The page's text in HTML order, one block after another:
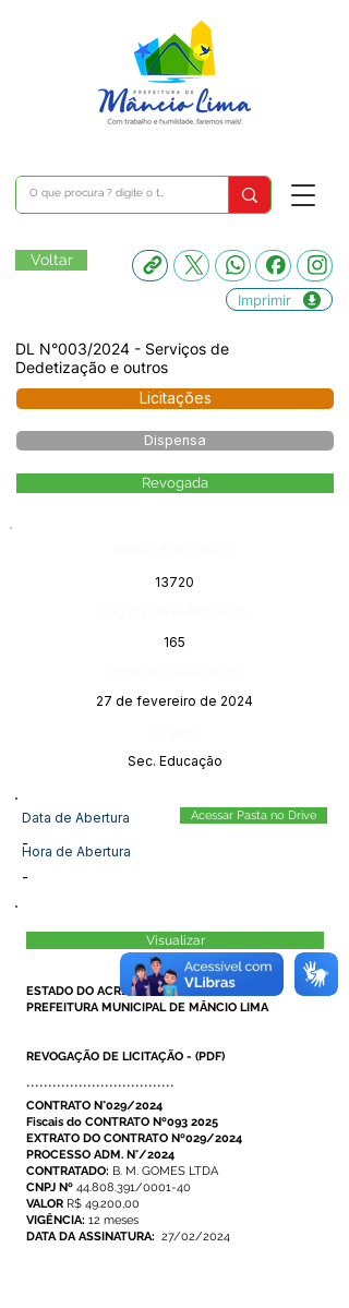
Voltar
Imprimir
DL N°003/2024 - Serviços de
Dedetização e outros
Licitações
Dispensa
Revogada
13720
165
27 de fevereiro de 2024
Sec. Educação
Data de Abertura
-
Hora de Abertura
-
Acessar Pasta no Drive
Visualizar
ESTADO DO ACRE
PREFEITURA MUNICIPAL DE MÂNCIO LIMA
REVOGAÇÃO DE LICITAÇÃO - (PDF)
**********************************
CONTRATO N°029/2024
Fiscais do CONTRATO Nº093 2025
EXTRATO DO CONTRATO Nº029/2024
PROCESSO ADM. N°/2024
CONTRATADO: B. M. GOMES LTDA
CNPJ Nº 44.808.391/0001-40
VALOR R$ 49.200,00
VIGÊNCIA: 12 meses
DATA DA ASSINATURA: 27/02/2024